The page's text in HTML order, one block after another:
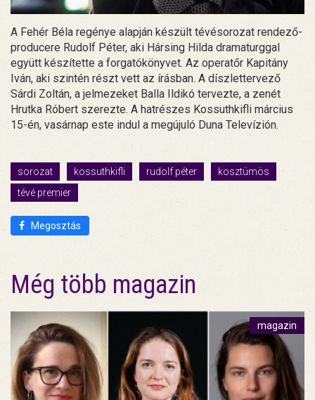
A Fehér Béla regénye alapján készült tévésorozat rendező-
producere Rudolf Péter, aki Hársing Hilda dramaturggal
együtt készítette a forgatókönyvet. Az operatőr Kapitány
Iván, aki szintén részt vett az írásban. A díszlettervező
Sárdi Zoltán, a jelmezeket Balla Ildikó tervezte, a zenét
Hrutka Róbert szerezte. A hatrészes Kossuthkifli március
15-én, vasárnap este indul a megújuló Duna Televízión.
sorozat kossuthkifli rudolf péter
kosztümös
tévé premier
Megosztás
Még több magazin
magazin